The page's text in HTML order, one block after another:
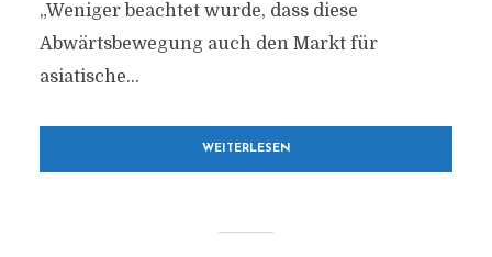
„Weniger beachtet wurde, dass diese
Abwärtsbewegung auch den Markt für
asiatische...
WEITERLESEN